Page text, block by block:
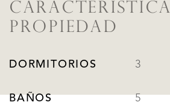
PROPIEDAD
DORMITORIOS 3
BAÑOS 5